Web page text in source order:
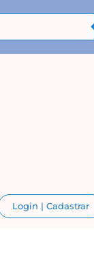
Login | Cadastrar